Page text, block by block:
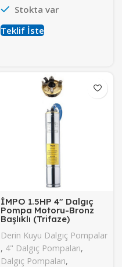
Stokta var
Teklif İste
İMPO 1.5HP 4″ Dalgıç
Pompa Motoru-Bronz
Başlıklı (Trifaze)
Derin Kuyu Dalgıç Pompalar
, 4" Dalgıç Pompaları,
Dalgıç Pompaları,